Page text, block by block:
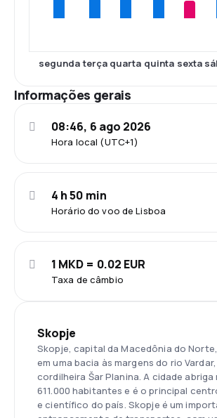
segunda terça quarta quinta sexta
Informações gerais
Hora local (UTC+1)
08:46, 6 ago 2026
Horário do voo de Lisboa
4 h 50 min
Taxa de câmbio
1 MKD = 0.02 EUR
Skopje
Skopje, capital da Macedônia do
em uma bacia às margens do rio
cordilheira Šar Planina. A cidade abriga
611.000 habitantes e é o principal
e científico do país. Skopje é um